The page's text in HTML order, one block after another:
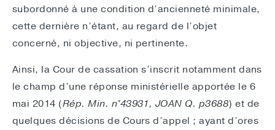
subordonné à une condition d’ancienneté minimale,
cette dernière n’étant, au regard de l’objet
concerné, ni objective, ni pertinente.
Ainsi, la Cour de cassation s’inscrit notamment dans
le champ d’une réponse ministérielle apportée le 6
mai 2014 (Rép. Min. n°43931, JOAN Q. p3688) et de
quelques décisions de Cours d’appel ; ayant d’ores